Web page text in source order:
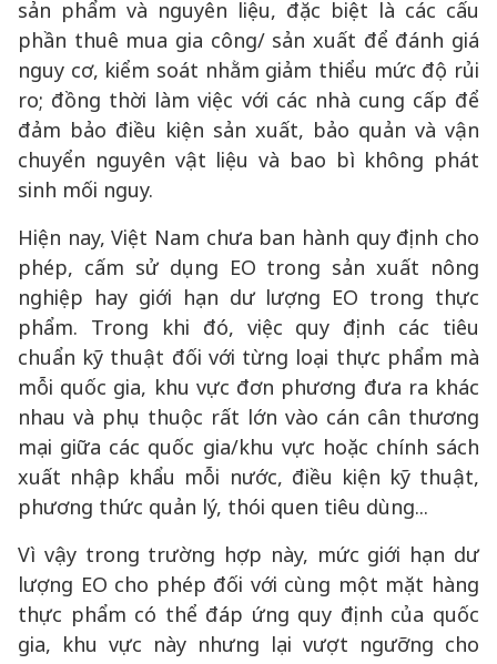
sản phẩm và nguyên liệu, đặc biệt là các cấu
phần thuê mua gia công/ sản xuất để đánh giá
nguy cơ, kiểm soát nhằm giảm thiểu mức độ rủi
ro; đồng thời làm việc với các nhà cung cấp để
đảm bảo điều kiện sản xuất, bảo quản và vận
chuyển nguyên vật liệu và bao bì không phát
sinh mối nguy.
Hiện nay, Việt Nam chưa ban hành quy định cho
phép, cấm sử dụng EO trong sản xuất nông
nghiệp hay giới hạn dư lượng EO trong thực
phẩm. Trong khi đó, việc quy định các tiêu
chuẩn kỹ thuật đối với từng loại thực phẩm mà
mỗi quốc gia, khu vực đơn phương đưa ra khác
nhau và phụ thuộc rất lớn vào cán cân thương
mại giữa các quốc gia/khu vực hoặc chính sách
xuất nhập khẩu mỗi nước, điều kiện kỹ thuật,
phương thức quản lý, thói quen tiêu dùng...
Vì vậy trong trường hợp này, mức giới hạn dư
lượng EO cho phép đối với cùng một mặt hàng
thực phẩm có thể đáp ứng quy định của quốc
gia, khu vực này nhưng lại vượt ngưỡng cho